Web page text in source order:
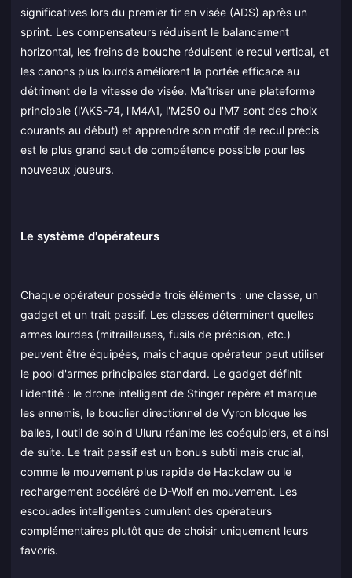
significatives lors du premier tir en visée (ADS) après un
sprint. Les compensateurs réduisent le balancement
horizontal, les freins de bouche réduisent le recul vertical, et
les canons plus lourds améliorent la portée efficace au
détriment de la vitesse de visée. Maîtriser une plateforme
principale (l'AKS-74, l'M4A1, l'M250 ou l'M7 sont des choix
courants au début) et apprendre son motif de recul précis
est le plus grand saut de compétence possible pour les
nouveaux joueurs.
Le système d'opérateurs
Chaque opérateur possède trois éléments : une classe, un
gadget et un trait passif. Les classes déterminent quelles
armes lourdes (mitrailleuses, fusils de précision, etc.)
peuvent être équipées, mais chaque opérateur peut utiliser
le pool d'armes principales standard. Le gadget définit
l'identité : le drone intelligent de Stinger repère et marque
les ennemis, le bouclier directionnel de Vyron bloque les
balles, l'outil de soin d'Uluru réanime les coéquipiers, et ainsi
de suite. Le trait passif est un bonus subtil mais crucial,
comme le mouvement plus rapide de Hackclaw ou le
rechargement accéléré de D-Wolf en mouvement. Les
escouades intelligentes cumulent des opérateurs
complémentaires plutôt que de choisir uniquement leurs
favoris.